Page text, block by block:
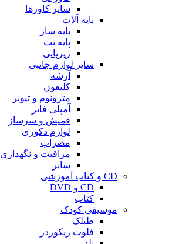
سایر کاورها
پایه آلات
پایه ساز
پایه نت
زیرپایی
سایر لوازم جانبی
آرشه
کلیفون
مترونوم و تیونر
آمپلی فایر
قمیش و سرساز
لوازم دکوری
مضراب
مراقبت و نگهداری
سایر
CD و کتاب آموزشی
CD و DVD
کتاب
موسیقی کودک
طبلک
فلوت ریکوردر